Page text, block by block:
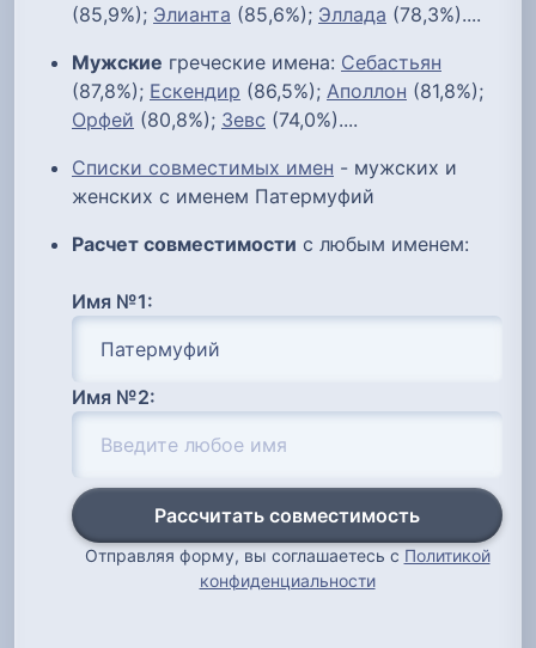
(85,9%); Элианта (85,6%); Эллада (78,3%)....
Мужские греческие имена: Себастьян
(87,8%); Ескендир (86,5%); Аполлон (81,8%);
Орфей (80,8%); Зевс (74,0%)....
Списки совместимых имен - мужских и
женских с именем Патермуфий
Расчет совместимости с любым именем:
Имя №1:
Имя №2:
Рассчитать совместимость
Отправляя форму, вы соглашаетесь с Политикой
конфиденциальности